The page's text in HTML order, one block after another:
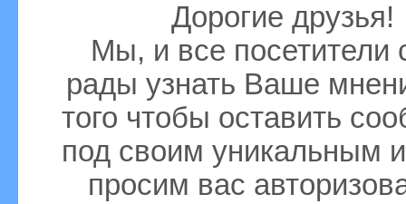
Дорогие друзья!
Мы, и все посетители
рады узнать Ваше
того чтобы оставить
под своим уникальным
просим вас